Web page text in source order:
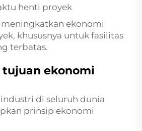
henti proyek
ekonomi
khususnya untuk fasilitas
terbatas.
ekonomi
di seluruh dunia
prinsip ekonomi